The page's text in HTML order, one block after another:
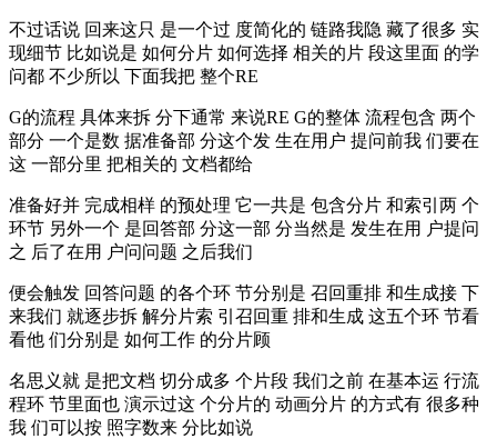
不过话说 回来这只 是一个过 度简化的 链路我隐 藏了很多 实
现细节 比如说是 如何分片 如何选择 相关的片 段这里面 的学
问都 不少所以 下面我把 整个RE
G的流程 具体来拆 分下通常 来说RE G的整体 流程包含 两个
部分 一个是数 据准备部 分这个发 生在用户 提问前我 们要在
这 一部分里 把相关的 文档都给
准备好并 完成相样 的预处理 它一共是 包含分片 和索引两 个
环节 另外一个 是回答部 分这一部 分当然是 发生在用 户提问
之 后了在用 户问问题 之后我们
便会触发 回答问题 的各个环 节分别是 召回重排 和生成接 下
来我们 就逐步拆 解分片索 引召回重 排和生成 这五个环 节看
看他 们分别是 如何工作 的分片顾
名思义就 是把文档 切分成多 个片段 我们之前 在基本运 行流
程环 节里面也 演示过这 个分片的 动画分片 的方式有 很多种
我 们可以按 照字数来 分比如说